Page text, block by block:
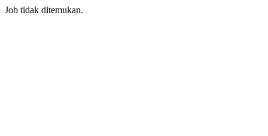
Job tidak ditemukan.